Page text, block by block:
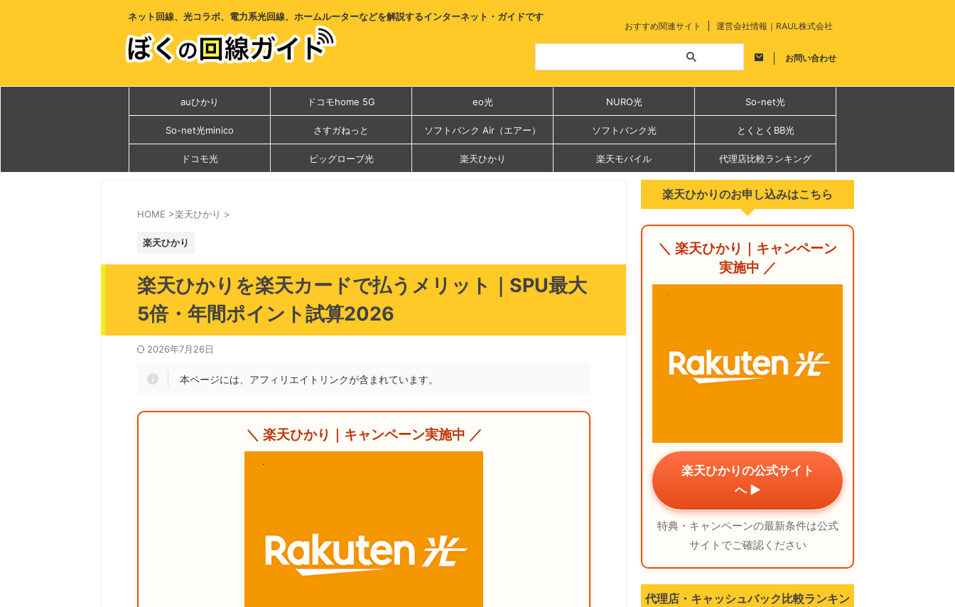
ネット回線、光コラボ、電力系光回線、ホームルーターなどを解説するインターネット・ガイドです
おすすめ関連サイト 運営会社情報｜RAUL株式会社
お問い合わせ
auひかり ドコモhome 5G eo光 NURO光 So-net光
So-net光minico さすガねっと ソフトバンク Air（エアー） ソフトバンク光 とくとくBB光
ドコモ光 ビッグローブ光 楽天ひかり 楽天モバイル 代理店比較ランキング
HOME >楽天ひかり >
楽天ひかり
楽天ひかりを楽天カードで払うメリット｜SPU最大
5倍・年間ポイント試算2026
2026年7月26日
本ページには、アフィリエイトリンクが含まれています。
＼ 楽天ひかり｜キャンペーン実施中 ／
楽天ひかりのお申し込みはこちら
＼ 楽天ひかり｜キャンペーン
実施中 ／
楽天ひかりの公式サイト
へ ▶
特典・キャンペーンの最新条件は公式
サイトでご確認ください
代理店・キャッシュバック比較ランキン